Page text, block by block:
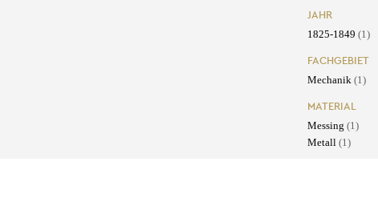
JAHR
1825-1849 (1)
FACHGEBIET
Mechanik (1)
MATERIAL
Messing (1)
Metall (1)